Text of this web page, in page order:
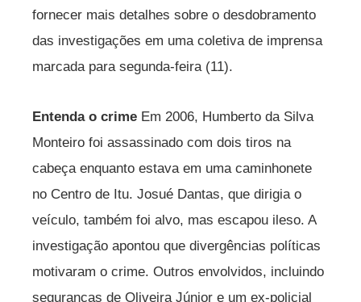
fornecer mais detalhes sobre o desdobramento
das investigações em uma coletiva de imprensa
marcada para segunda-feira (11).
Entenda o crime Em 2006, Humberto da Silva
Monteiro foi assassinado com dois tiros na
cabeça enquanto estava em uma caminhonete
no Centro de Itu. Josué Dantas, que dirigia o
veículo, também foi alvo, mas escapou ileso. A
investigação apontou que divergências políticas
motivaram o crime. Outros envolvidos, incluindo
seguranças de Oliveira Júnior e um ex-policial